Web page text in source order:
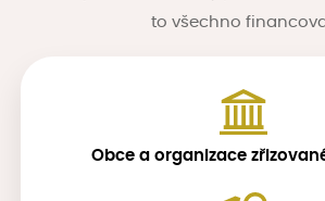
to všechno
Obce a organizace